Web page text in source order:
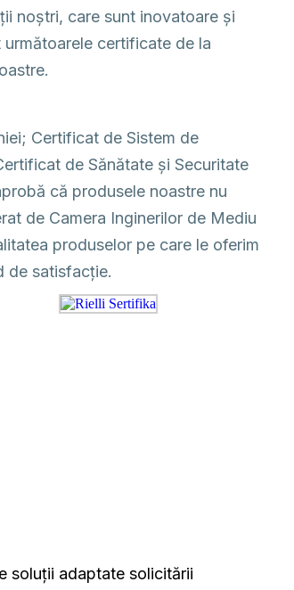
noștri, care sunt inovatoare și
certificate de la
Certificat de Sistem de
de Sănătate și Securitate
că produsele noastre nu
de Camera Inginerilor de Mediu
produselor pe care le oferim
de satisfacție.
soluții adaptate solicitării